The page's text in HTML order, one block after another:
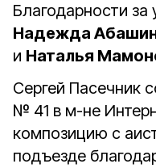
Благодарности за
Надежда
и Наталья
Сергей Пасечник
№ 41 в м-не
композицию с
подъезде